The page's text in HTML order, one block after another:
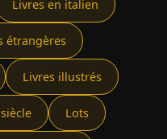
Livres en italien
étrangères
Livres illustrés
Lots